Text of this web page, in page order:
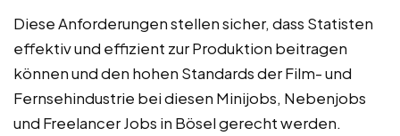
Diese Anforderungen stellen sicher, dass Statisten
effektiv und effizient zur Produktion beitragen
können und den hohen Standards der Film- und
Fernsehindustrie bei diesen Minijobs, Nebenjobs
und Freelancer Jobs in Bösel gerecht werden.